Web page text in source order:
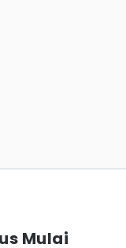
Mulai